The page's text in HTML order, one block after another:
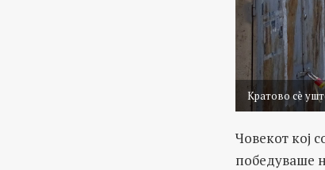
Кратово сè
Човекот кој
победуваше